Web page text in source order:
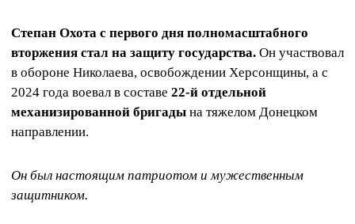
Степан Охота с первого дня полномасштабного
вторжения стал на защиту государства. Он участвовал
в обороне Николаева, освобождении Херсонщины, а с
2024 года воевал в составе 22‑й отдельной
механизированной бригады на тяжелом Донецком
направлении.
Он был настоящим патриотом и мужественным
защитником.